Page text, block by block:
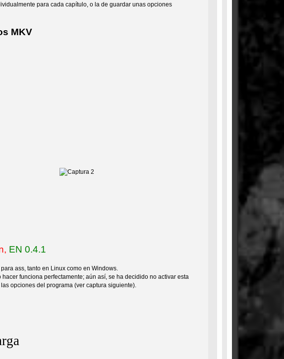
para cada capítulo, o la de guardar unas opciones
MKV
EN 0.4.1
ass, tanto en Linux como en Windows.
funciona perfectamente; aún así, se ha decidido no activar esta
opciones del programa (ver captura siguiente).